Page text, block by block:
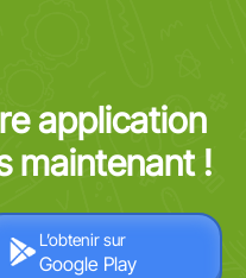
application
maintenant !
L’obtenir sur
Google Play